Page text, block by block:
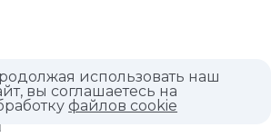
использовать наш
вы соглашаетесь на
файлов cookie